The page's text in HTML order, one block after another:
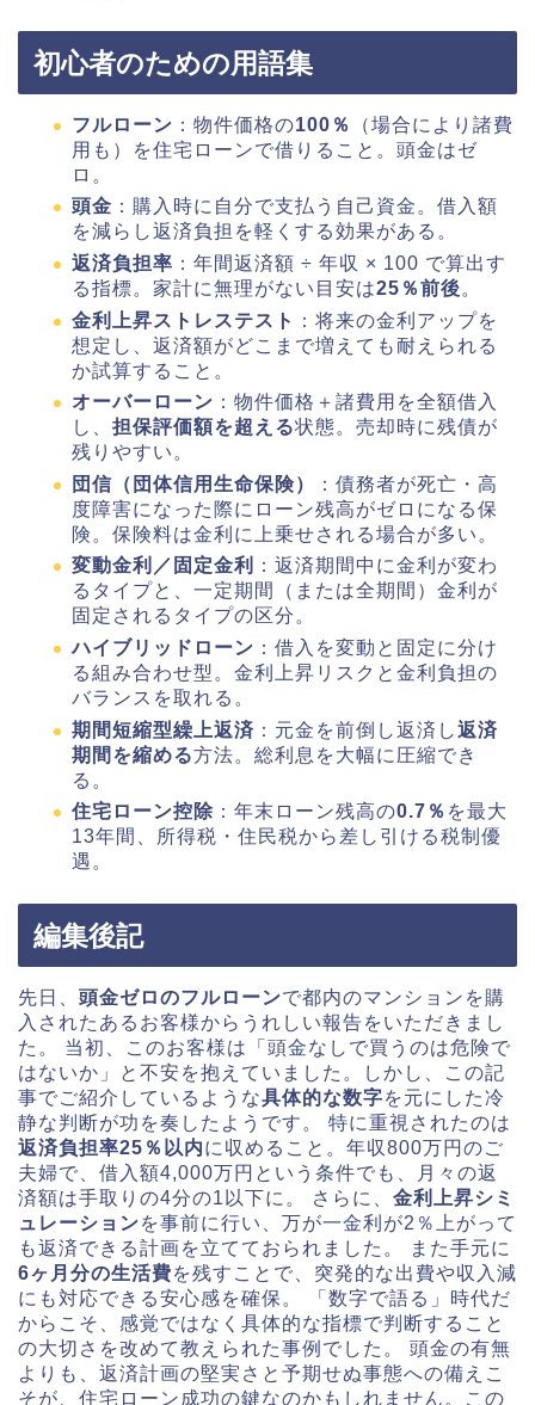
初心者のための用語集
フルローン ：物件価格の100％
（場合により諸費
用も）を住宅ローンで借りること。頭金はゼ
ロ。
頭金 ：購入時に自分で支払う自己資金。借入額
を減らし返済負担を軽くする効果がある。
返済負担率 ：年間返済額 ÷ 年収 × 100 で算出す
る指標。家計に無理がない目安は25％前後。
金利上昇ストレステスト
：将来の金利アップを
想定し、返済額がどこまで増えても耐えられる
か試算すること。
オーバーローン ：物件価格＋諸費用を全額借入
し、 担保評価額を超える状態。売却時に残債が
残りやすい。
団信（団体信用生命保険）
：債務者が死亡・高
度障害になった際にローン残高がゼロになる保
険。保険料は金利に上乗せされる場合が多い。
変動金利／固定金利
：返済期間中に金利が変わ
るタイプと、一定期間（または全期間）金利が
固定されるタイプの区分。
ハイブリッドローン ：借入を変動と固定に分け
る組み合わせ型。金利上昇リスクと金利負担の
バランスを取れる。
期間短縮型繰上返済 ：元金を前倒し返済し返済
期間を縮める方法。総利息を大幅に圧縮でき
る。
住宅ローン控除 ：年末ローン残高の0.7％ を最大
13年間、所得税・住民税から差し引ける税制優
遇。
編集後記
先日、 頭金ゼロのフルローンで都内のマンションを購
入されたあるお客様からうれしい報告をいただきまし
た。 当初、このお客様は「頭金なしで買うのは危険で
はないか」と不安を抱えていました。しかし、この記
事でご紹介しているような具体的な数字を元にした冷
静な判断が功を奏したようです。 特に重視されたのは
返済負担率25％以内に収めること。年収800万円のご
夫婦で、借入額4,000万円という条件でも、月々の返
済額は手取りの4分の1以下に。 さらに、 金利上昇シミ
ュレーションを事前に行い、万が一金利が2％上がって
も返済できる計画を立てておられました。 また手元に
6ヶ月分の生活費を残すことで、突発的な出費や収入減
にも対応できる安心感を確保。 「数字で語る」時代だ
からこそ、感覚ではなく具体的な指標で判断すること
の大切さを改めて教えられた事例でした。 頭金の有無
よりも、返済計画の堅実さと予期せぬ事態への備えこ
そが、住宅ローン成功の鍵なのかもしれません。この